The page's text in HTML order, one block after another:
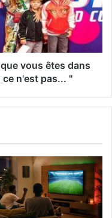
vous êtes dans
n'est pas... ''